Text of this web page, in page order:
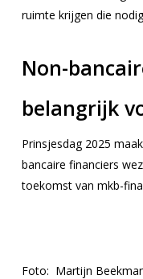
ruimte krijgen die
Non-
belangrijk
Prinsjesdag 2025
bancaire financiers
toekomst van mkb-
Foto: Martijn